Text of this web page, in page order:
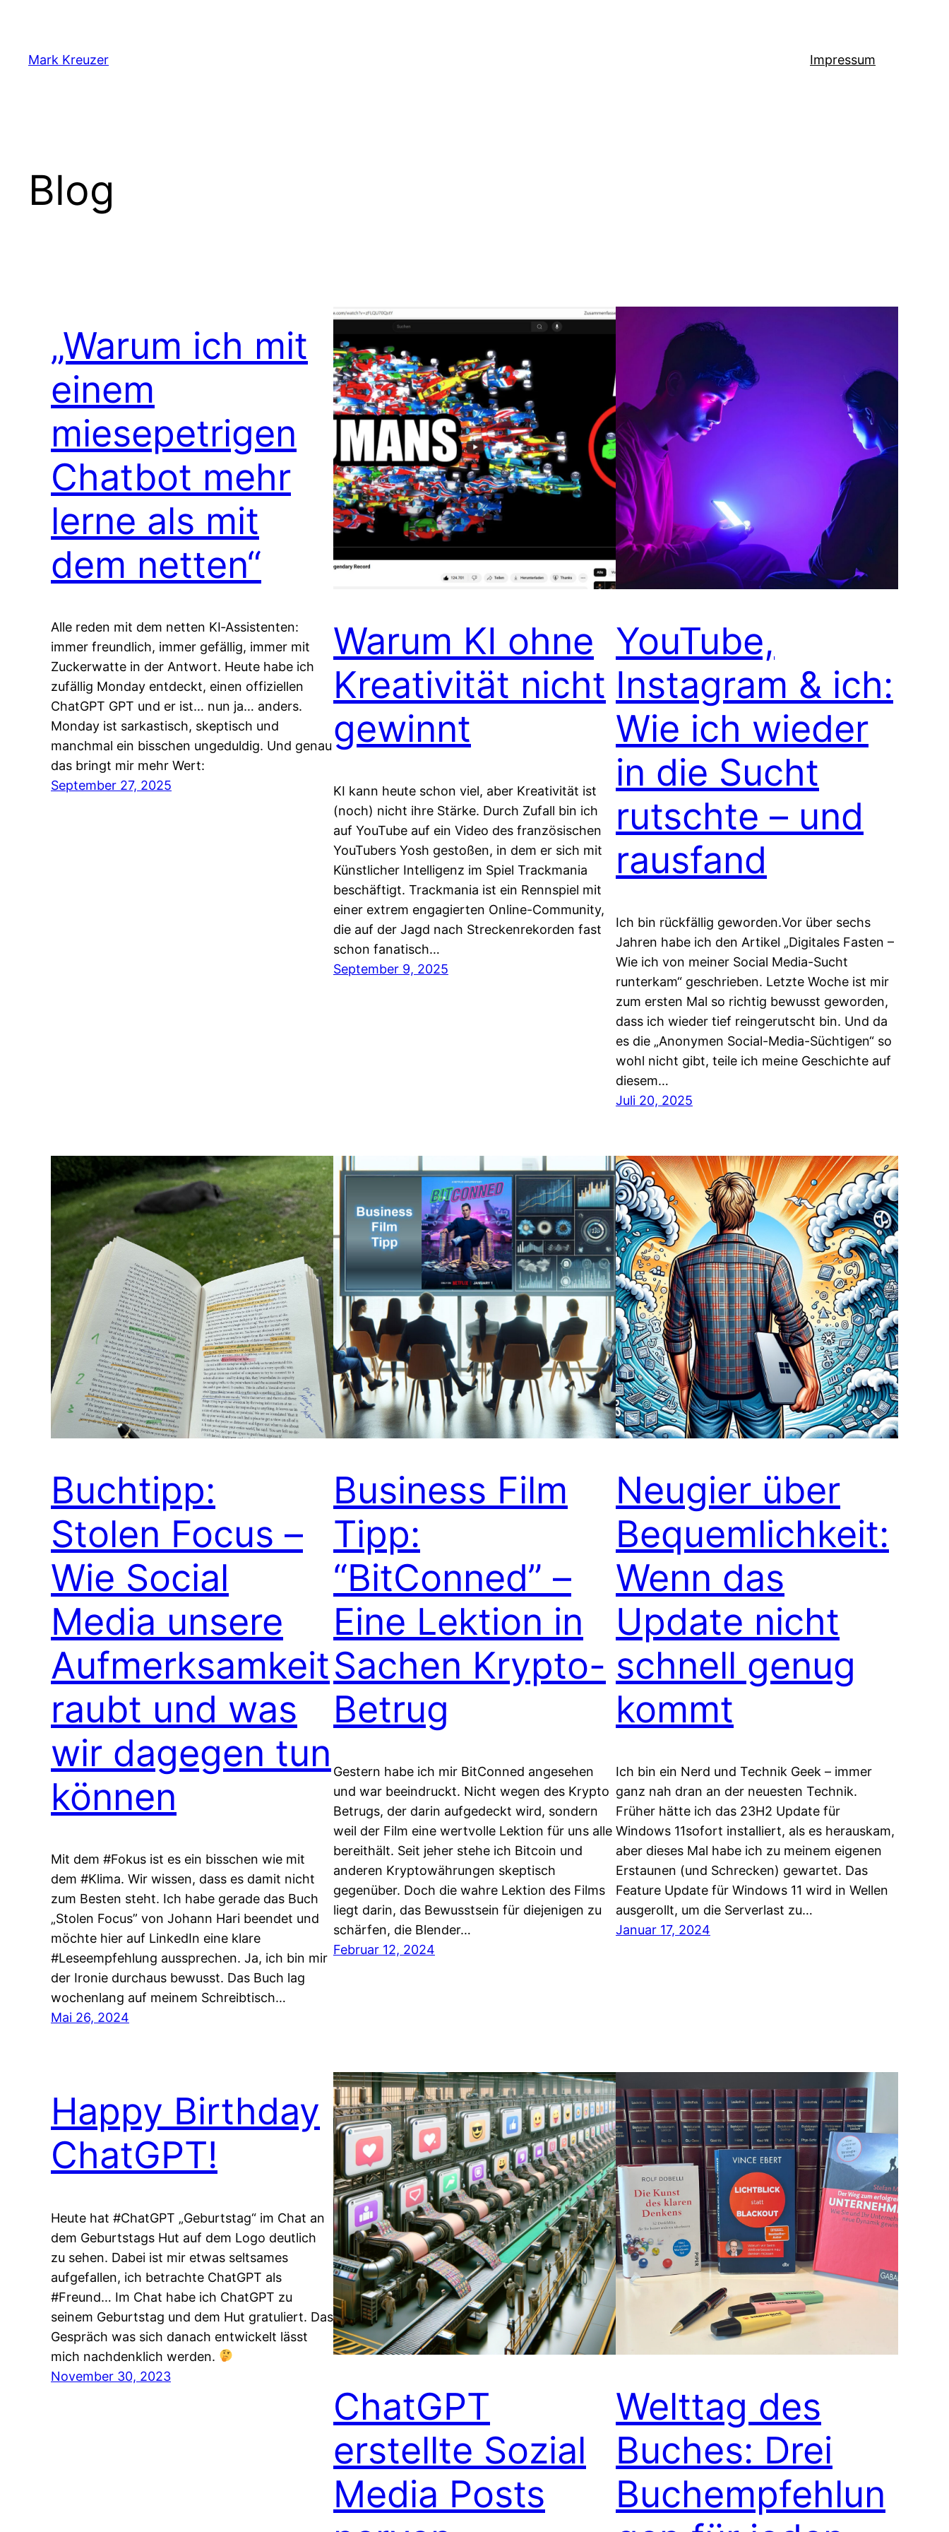
springen
Mark Kreuzer Impressum
Blog
„Warum ich mit
einem
miesepetrigen
Chatbot mehr
lerne als mit
dem netten“
Alle reden mit dem netten KI‑Assistenten:
immer freundlich, immer gefällig, immer mit
Zuckerwatte in der Antwort. Heute habe ich
zufällig Monday entdeckt, einen offiziellen
ChatGPT GPT und er ist… nun ja… anders.
Monday ist sarkastisch, skeptisch und
manchmal ein bisschen ungeduldig. Und genau
das bringt mir mehr Wert:
September 27, 2025
Warum KI ohne
Kreativität nicht
gewinnt
KI kann heute schon viel, aber Kreativität ist
(noch) nicht ihre Stärke. Durch Zufall bin ich
auf YouTube auf ein Video des französischen
YouTubers Yosh gestoßen, in dem er sich mit
Künstlicher Intelligenz im Spiel Trackmania
beschäftigt. Trackmania ist ein Rennspiel mit
einer extrem engagierten Online-Community,
die auf der Jagd nach Streckenrekorden fast
schon fanatisch…
September 9, 2025
YouTube,
Instagram & ich:
Wie ich wieder
in die Sucht
rutschte – und
rausfand
Ich bin rückfällig geworden.Vor über sechs
Jahren habe ich den Artikel „Digitales Fasten –
Wie ich von meiner Social Media-Sucht
runterkam“ geschrieben. Letzte Woche ist mir
zum ersten Mal so richtig bewusst geworden,
dass ich wieder tief reingerutscht bin. Und da
es die „Anonymen Social-Media-Süchtigen“ so
wohl nicht gibt, teile ich meine Geschichte auf
diesem…
Juli 20, 2025
Buchtipp:
Stolen Focus –
Wie Social
Media unsere
Aufmerksamkeit
raubt und was
wir dagegen tun
können
Mit dem #Fokus ist es ein bisschen wie mit
dem #Klima. Wir wissen, dass es damit nicht
zum Besten steht. Ich habe gerade das Buch
„Stolen Focus” von Johann Hari beendet und
möchte hier auf LinkedIn eine klare
#Leseempfehlung aussprechen. Ja, ich bin mir
der Ironie durchaus bewusst. Das Buch lag
wochenlang auf meinem Schreibtisch…
Mai 26, 2024
Business Film
Tipp:
“BitConned” –
Eine Lektion in
Sachen Krypto-
Betrug
Gestern habe ich mir BitConned angesehen
und war beeindruckt. Nicht wegen des Krypto
Betrugs, der darin aufgedeckt wird, sondern
weil der Film eine wertvolle Lektion für uns alle
bereithält. Seit jeher stehe ich Bitcoin und
anderen Kryptowährungen skeptisch
gegenüber. Doch die wahre Lektion des Films
liegt darin, das Bewusstsein für diejenigen zu
schärfen, die Blender…
Februar 12, 2024
Neugier über
Bequemlichkeit:
Wenn das
Update nicht
schnell genug
kommt
Ich bin ein Nerd und Technik Geek – immer
ganz nah dran an der neuesten Technik.
Früher hätte ich das 23H2 Update für
Windows 11sofort installiert, als es herauskam,
aber dieses Mal habe ich zu meinem eigenen
Erstaunen (und Schrecken) gewartet. Das
Feature Update für Windows 11 wird in Wellen
ausgerollt, um die Serverlast zu…
Januar 17, 2024
Happy Birthday
ChatGPT!
Heute hat #ChatGPT „Geburtstag“ im Chat an
dem Geburtstags Hut auf dem Logo deutlich
zu sehen. Dabei ist mir etwas seltsames
aufgefallen, ich betrachte ChatGPT als
#Freund… Im Chat habe ich ChatGPT zu
seinem Geburtstag und dem Hut gratuliert. Das
Gespräch was sich danach entwickelt lässt
mich nachdenklich werden.
November 30, 2023
ChatGPT
erstellte Sozial
Media Posts
Welttag des
Buches: Drei
Buchempfehlun